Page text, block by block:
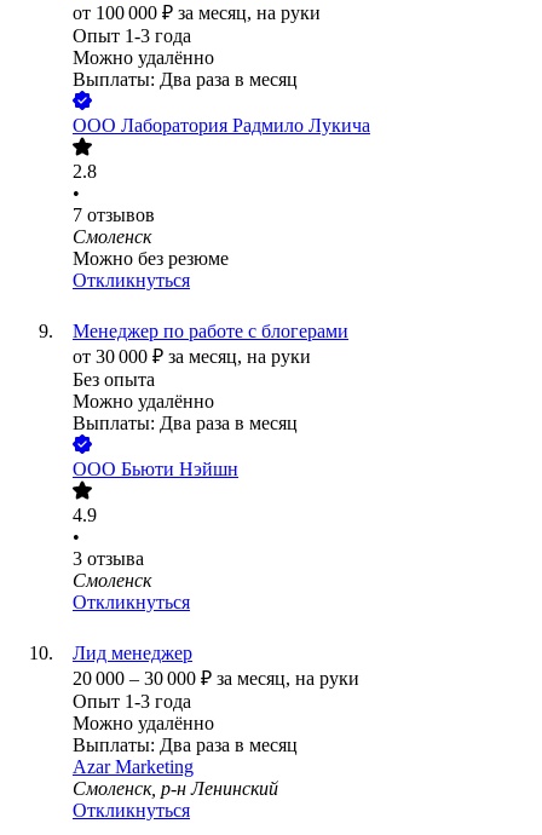
от 100 000 ₽ за месяц, на руки
Опыт 1-3 года
Можно удалённо
Выплаты: Два раза в месяц
ООО Лаборатория Радмило Лукича
2.8
•
7 отзывов
Смоленск
Можно без резюме
Откликнуться
Менеджер по работе с блогерами
от 30 000 ₽ за месяц, на руки
Без опыта
Можно удалённо
Выплаты: Два раза в месяц
ООО Бьюти Нэйшн
4.9
•
3 отзыва
Смоленск
Откликнуться
Лид менеджер
20 000 – 30 000 ₽ за месяц, на руки
Опыт 1-3 года
Можно удалённо
Выплаты: Два раза в месяц
Azar Marketing
Смоленск, р-н Ленинский
Откликнуться